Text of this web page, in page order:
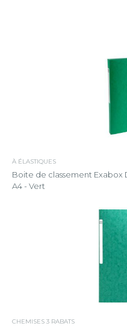
À ÉLASTIQUES
Boite de classement Exabox
A4 - Vert
CHEMISES 3 RABATS